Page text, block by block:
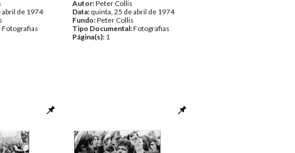
abril de 1974
Fotografias
Autor:Peter Collis
Data: quinta, 25 de abril de 1974
Fundo:Peter Collis
Tipo Documental:Fotografias
Página(s): 1